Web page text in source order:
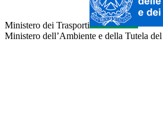
Ministero dei Trasporti
Ministero dell’Ambiente e della Tutela